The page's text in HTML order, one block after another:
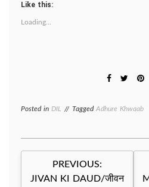
Like this:
Loading...
Posted in DIL Tagged Adhure Khwaab
Post
navigation
PREVIOUS:
JIVAN KI DAUD/जीवन